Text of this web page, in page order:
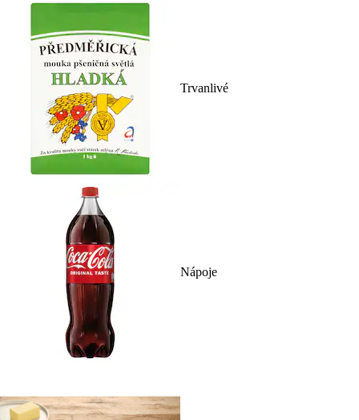
Trvanlivé
Nápoje